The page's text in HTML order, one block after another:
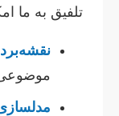
تلفیق به ما